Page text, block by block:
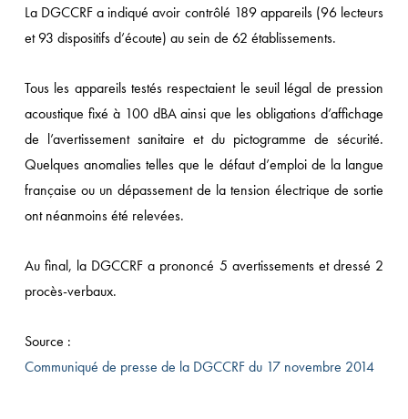
La DGCCRF a indiqué avoir contrôlé 189 appareils (96 lecteurs
et 93 dispositifs d’écoute) au sein de 62 établissements.
Tous les appareils testés respectaient le seuil légal de pression
acoustique fixé à 100 dBA ainsi que les obligations d’affichage
de l’avertissement sanitaire et du pictogramme de sécurité.
Quelques anomalies telles que le défaut d’emploi de la langue
française ou un dépassement de la tension électrique de sortie
ont néanmoins été relevées.
Au final, la DGCCRF a prononcé 5 avertissements et dressé 2
procès-verbaux.
Source :
Communiqué de presse de la DGCCRF du 17 novembre 2014